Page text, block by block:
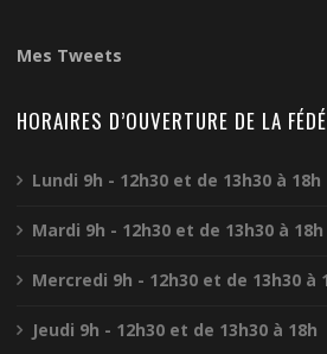
Mes Tweets
HORAIRES D’OUVERTURE DE LA
Lundi 9h - 12h30 et de 13h30 à 18h
Mardi 9h - 12h30 et de 13h30 à 18h
Mercredi 9h - 12h30 et de 13h30 à
Jeudi 9h - 12h30 et de 13h30 à 18h